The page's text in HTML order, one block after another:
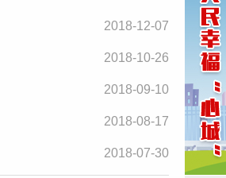
2018-12-07
2018-10-26
2018-09-10
2018-08-17
2018-07-30